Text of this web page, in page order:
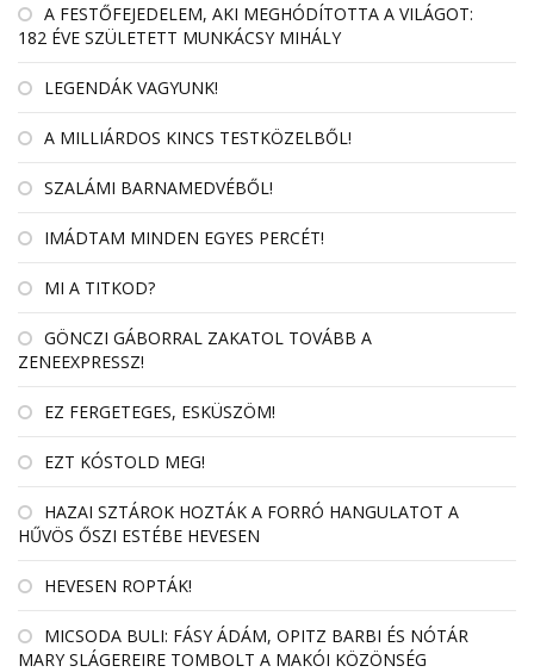
A FESTŐFEJEDELEM, AKI MEGHÓDÍTOTTA A VILÁGOT:
182 ÉVE SZÜLETETT MUNKÁCSY MIHÁLY
LEGENDÁK VAGYUNK!
A MILLIÁRDOS KINCS TESTKÖZELBŐL!
SZALÁMI BARNAMEDVÉBŐL!
IMÁDTAM MINDEN EGYES PERCÉT!
MI A TITKOD?
GÖNCZI GÁBORRAL ZAKATOL TOVÁBB A
ZENEEXPRESSZ!
EZ FERGETEGES, ESKÜSZÖM!
EZT KÓSTOLD MEG!
HAZAI SZTÁROK HOZTÁK A FORRÓ HANGULATOT A
HŰVÖS ŐSZI ESTÉBE HEVESEN
HEVESEN ROPTÁK!
MICSODA BULI: FÁSY ÁDÁM, OPITZ BARBI ÉS NÓTÁR
MARY SLÁGEREIRE TOMBOLT A MAKÓI KÖZÖNSÉG